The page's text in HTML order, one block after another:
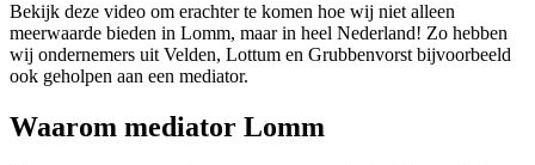
Bekijk deze video om erachter te komen hoe wij niet alleen
meerwaarde bieden in Lomm, maar in heel Nederland! Zo hebben
wij ondernemers uit Velden, Lottum en Grubbenvorst bijvoorbeeld
ook geholpen aan een mediator.
Waarom mediator Lomm